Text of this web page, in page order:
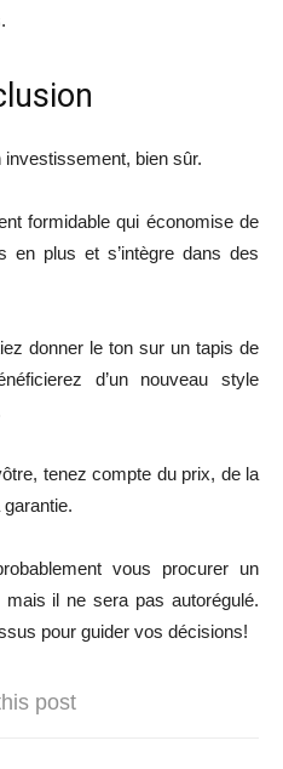
bien sûr.
formidable qui économise de
en plus et s’intègre dans des
donner le ton sur un tapis de
d’un nouveau style
tenez compte du prix, de la
garantie.
vous procurer un
il ne sera pas autorégulé.
pour guider vos décisions!
post